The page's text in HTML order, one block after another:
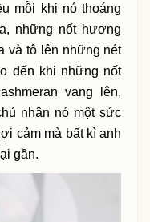
mỗi khi nó thoáng
những nốt hương
và tô lên những nét
đến khi những nốt
vang lên,
nhân nó một sức
cảm mà bất kì anh
gần.